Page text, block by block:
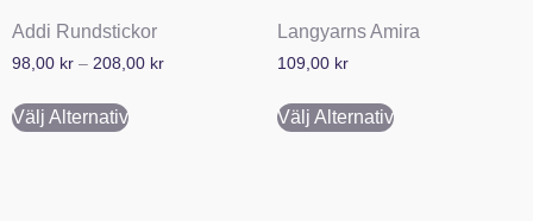
Addi Rundstickor
98,00 kr – 208,00 kr
Välj Alternativ
Langyarns Amira
109,00 kr
Välj Alternativ